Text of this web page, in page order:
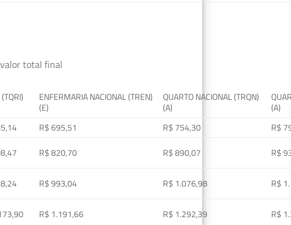
total final
ENFERMARIA NACIONAL (TREN)
(E)
QUARTO NACIONAL (TRQN)
(A)
(A)
R$ 695,51 R$ 754,30
R$
R$ 820,70 R$ 890,07
R$
R$ 993,04 R$ 1.076,98
R$
R$ 1.191,66 R$ 1.292,39
R$